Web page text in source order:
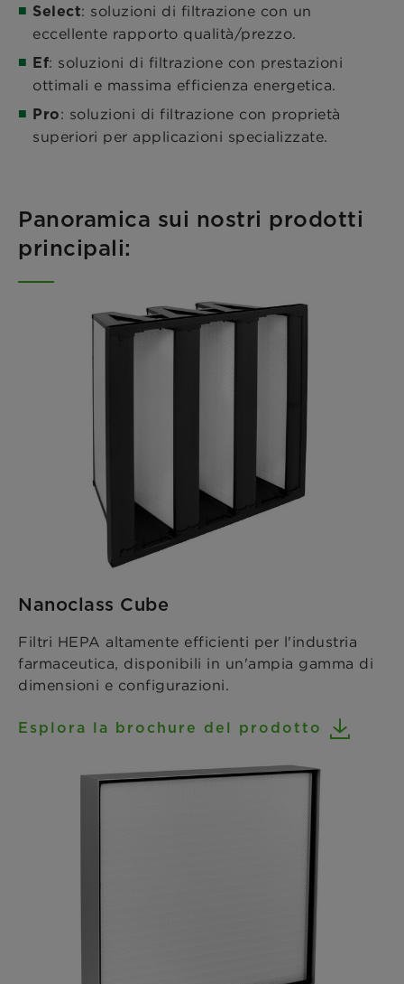
Select: soluzioni di filtrazione con un
eccellente rapporto qualità/prezzo.
Ef: soluzioni di filtrazione con prestazioni
ottimali e massima efficienza energetica.
Pro: soluzioni di filtrazione con proprietà
superiori per applicazioni specializzate.
Panoramica sui nostri prodotti
principali:
Nanoclass Cube
Filtri HEPA altamente efficienti per l'industria
farmaceutica, disponibili in un'ampia gamma di
dimensioni e configurazioni.
Esplora la brochure del prodotto